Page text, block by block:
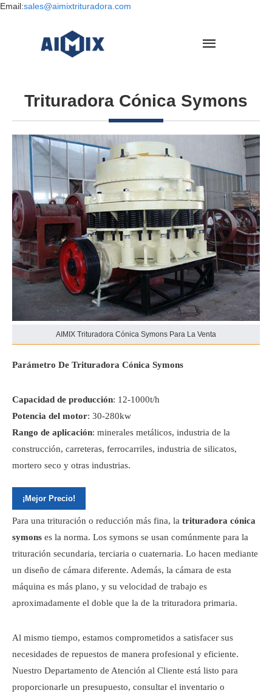
Email:sales@aimixtrituradora.com
Trituradora Cónica Symons
AIMIX Trituradora Cónica Symons Para La Venta
Parámetro De Trituradora Cónica Symons
Capacidad de producción: 12-1000t/h
Potencia del motor: 30-280kw
Rango de aplicación: minerales metálicos, industria de la
construcción, carreteras, ferrocarriles, industria de silicatos,
mortero seco y otras industrias.
¡Mejor Precio!
Para una trituración o reducción más fina, la trituradora cónica
symons es la norma. Los symons se usan comúnmente para la
trituración secundaria, terciaria o cuaternaria. Lo hacen mediante
un diseño de cámara diferente. Además, la cámara de esta
máquina es más plano, y su velocidad de trabajo es
aproximadamente el doble que la de la trituradora primaria.
Al mismo tiempo, estamos comprometidos a satisfacer sus
necesidades de repuestos de manera profesional y eficiente.
Nuestro Departamento de Atención al Cliente está listo para
proporcionarle un presupuesto, consultar el inventario o